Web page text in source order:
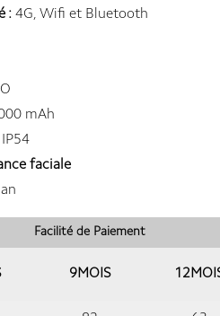
: 4G, Wifi et Bluetooth
mAh
IP54
faciale
Facilité de Paiement
9MOIS